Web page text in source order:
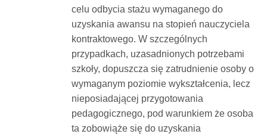
celu odbycia stażu wymaganego do
uzyskania awansu na stopień nauczyciela
kontraktowego. W szczególnych
przypadkach, uzasadnionych potrzebami
szkoły, dopuszcza się zatrudnienie osoby o
wymaganym poziomie wykształcenia, lecz
nieposiadającej przygotowania
pedagogicznego, pod warunkiem że osoba
ta zobowiąże się do uzyskania